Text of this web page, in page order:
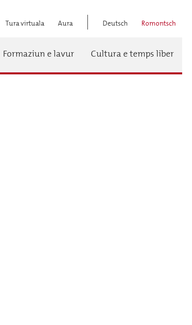
Menü
Tura virtuala Aura Deutsch Romontsch
Formaziun e lavur Cultura e temps liber